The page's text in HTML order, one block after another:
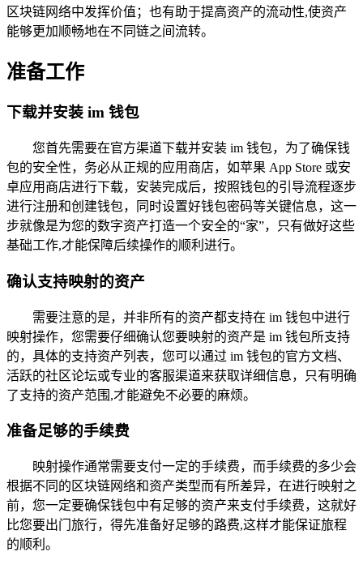
区块链网络中发挥价值；也有助于提高资产的流动性,使资产
能够更加顺畅地在不同链之间流转。
准备工作
下载并安装 im 钱包
您首先需要在官方渠道下载并安装 im 钱包，为了确保钱
包的安全性，务必从正规的应用商店，如苹果 App Store 或安
卓应用商店进行下载，安装完成后，按照钱包的引导流程逐步
进行注册和创建钱包，同时设置好钱包密码等关键信息，这一
步就像是为您的数字资产打造一个安全的“家”，只有做好这些
基础工作,才能保障后续操作的顺利进行。
确认支持映射的资产
需要注意的是，并非所有的资产都支持在 im 钱包中进行
映射操作，您需要仔细确认您要映射的资产是 im 钱包所支持
的，具体的支持资产列表，您可以通过 im 钱包的官方文档、
活跃的社区论坛或专业的客服渠道来获取详细信息，只有明确
了支持的资产范围,才能避免不必要的麻烦。
准备足够的手续费
映射操作通常需要支付一定的手续费，而手续费的多少会
根据不同的区块链网络和资产类型而有所差异，在进行映射之
前，您一定要确保钱包中有足够的资产来支付手续费，这就好
比您要出门旅行，得先准备好足够的路费,这样才能保证旅程
的顺利。